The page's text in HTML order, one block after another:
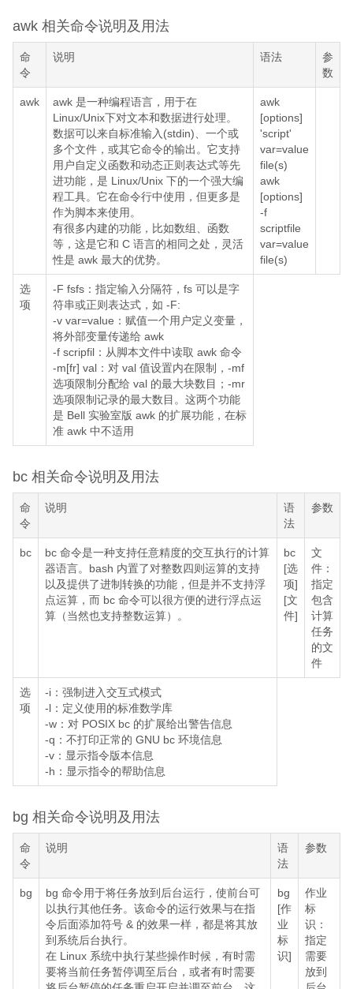
awk 相关命令说明及用法
命
令
说明 语法
参
数
awk
awk 是一种编程语言，用于在
Linux/Unix下对文本和数据进行处理。
数据可以来自标准输入(stdin)、一个或
多个文件，或其它命令的输出。它支持
用户自定义函数和动态正则表达式等先
进功能，是 Linux/Unix 下的一个强大编
程工具。它在命令行中使用，但更多是
作为脚本来使用。
有很多内建的功能，比如数组、函数
等，这是它和 C 语言的相同之处，灵活
性是 awk 最大的优势。
awk
[options]
'script'
var=value
file(s)
awk
[options]
-f
scriptfile
var=value
file(s)
选
项
-F fsfs：指定输入分隔符，fs 可以是字
符串或正则表达式，如 -F:
-v var=value：赋值一个用户定义变量，
将外部变量传递给 awk
-f scripfil：从脚本文件中读取 awk 命令
-m[fr] val：对 val 值设置内在限制，-mf
选项限制分配给 val 的最大块数目；-mr
选项限制记录的最大数目。这两个功能
是 Bell 实验室版 awk 的扩展功能，在标
准 awk 中不适用
bc 相关命令说明及用法
命
令
说明
语
法
参数
bc
bc 命令是一种支持任意精度的交互执行的计算
器语言。bash 内置了对整数四则运算的支持
以及提供了进制转换的功能，但是并不支持浮
点运算，而 bc 命令可以很方便的进行浮点运
算（当然也支持整数运算）。
bc
[选
项]
[文
件]
文
件：
指定
包含
计算
任务
的文
件
选
项
-i：强制进入交互式模式
-l：定义使用的标准数学库
-w：对 POSIX bc 的扩展给出警告信息
-q：不打印正常的 GNU bc 环境信息
-v：显示指令版本信息
-h：显示指令的帮助信息
bg 相关命令说明及用法
命
令
说明
语
法
参数
bg
bg 命令用于将任务放到后台运行，使前台可
以执行其他任务。该命令的运行效果与在指
令后面添加符号 & 的效果一样，都是将其放
到系统后台执行。
在 Linux 系统中执行某些操作时候，有时需
要将当前任务暂停调至后台，或者有时需要
bg
[作
业
标
识]
作业
标
识：
指定
需要
放到